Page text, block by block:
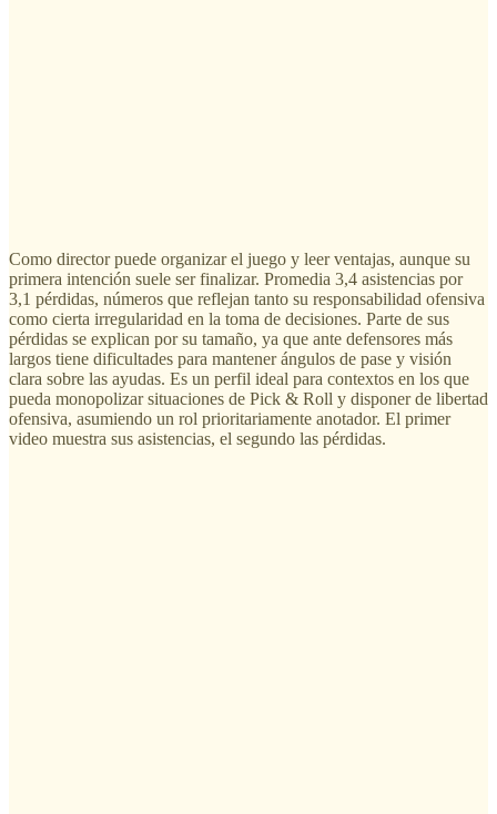
Como director puede organizar el juego y leer ventajas, aunque su
primera intención suele ser finalizar. Promedia 3,4 asistencias por
3,1 pérdidas, números que reflejan tanto su responsabilidad ofensiva
como cierta irregularidad en la toma de decisiones. Parte de sus
pérdidas se explican por su tamaño, ya que ante defensores más
largos tiene dificultades para mantener ángulos de pase y visión
clara sobre las ayudas. Es un perfil ideal para contextos en los que
pueda monopolizar situaciones de Pick & Roll y disponer de libertad
ofensiva, asumiendo un rol prioritariamente anotador. El primer
video muestra sus asistencias, el segundo las pérdidas.